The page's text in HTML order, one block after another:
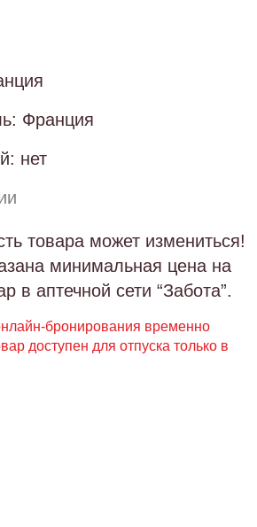
Франция
нет
товара может измениться!
минимальная цена на
в аптечной сети “Забота”.
бронирования временно
доступен для отпуска только в